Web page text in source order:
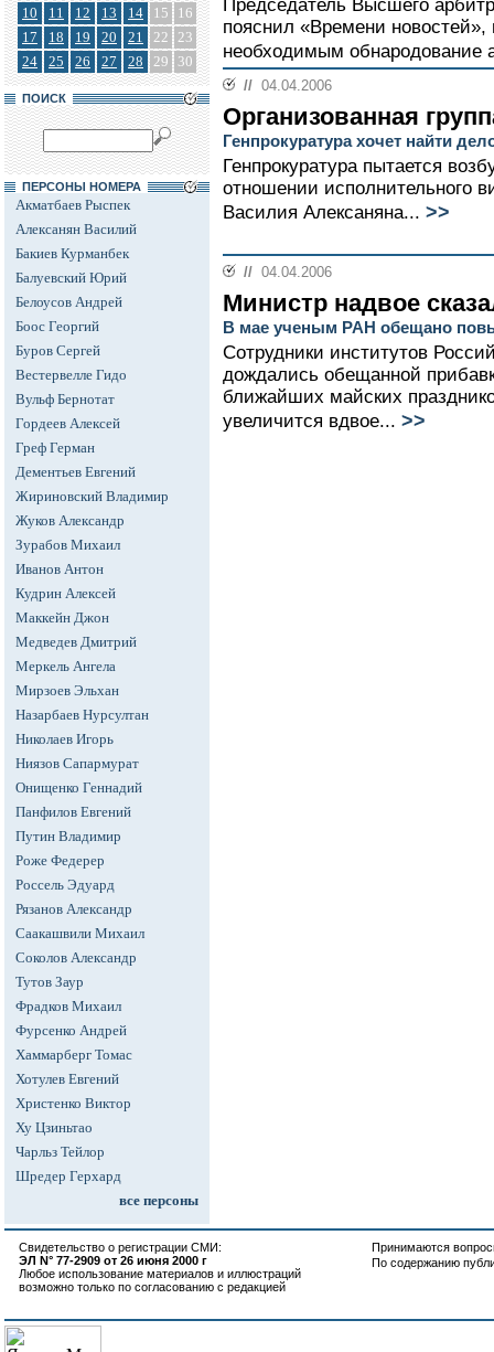
10
11 12 13 14 15
16
17
18 19 20 21 22 23
24
25 26 27 28 29 30
ПОИСК
ПЕРСОНЫ НОМЕРА
Акматбаев Рыспек
Алексанян Василий
Бакиев Курманбек
Балуевский Юрий
Белоусов Андрей
Боос Георгий
Буров Сергей
Вестервелле Гидо
Вульф Бернотат
Гордеев Алексей
Греф Герман
Дементьев Евгений
Жириновский Владимир
Жуков Александр
Зурабов Михаил
Иванов Антон
Кудрин Алексей
Маккейн Джон
Медведев Дмитрий
Меркель Ангела
Мирзоев Эльхан
Назарбаев Нурсултан
Николаев Игорь
Ниязов Сапармурат
Онищенко Геннадий
Панфилов Евгений
Путин Владимир
Роже Федерер
Россель Эдуард
Рязанов Александр
Саакашвили Михаил
Соколов Александр
Тутов Заур
Фрадков Михаил
Фурсенко Андрей
Хаммарберг Томас
Хотулев Евгений
Христенко Виктор
Ху Цзиньтао
Чарльз Тейлор
Шредер Герхард
все персоны
Председатель Высшего
пояснил «Времени новостей»,
необходимым обнародование
// 04.04.2006
Организованная
Генпрокуратура хочет найти
Генпрокуратура пытается
отношении исполнительного
Василия Алексаняна... >>
// 04.04.2006
Министр надвое
В мае ученым РАН обещано
Сотрудники институтов
дождались обещанной
ближайших майских
увеличится вдвое... >>
Свидетельство о регистрации СМИ:
ЭЛ N° 77-2909 от 26 июня 2000 г
Любое использование материалов и иллюстраций
возможно только по согласованию с редакцией
Принимаются
По содержанию